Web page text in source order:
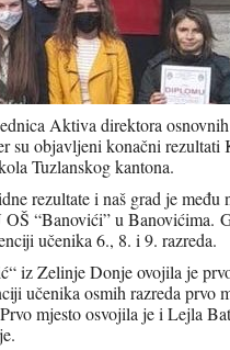
Aktiva direktora
su objavljeni konačni rezultati
Tuzlanskog kantona.
rezultate i naš grad je među
“Banovići” u Banovićima.
učenika 6., 8. i 9. razreda.
iz Zelinje Donje ovojila je
učenika osmih razreda prvo
Prvo mjesto osvojila je i Lejla